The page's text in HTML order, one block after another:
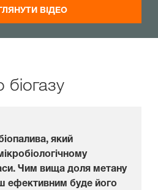
ВІДЕО
який
Чим вища доля метану
ефективним буде його